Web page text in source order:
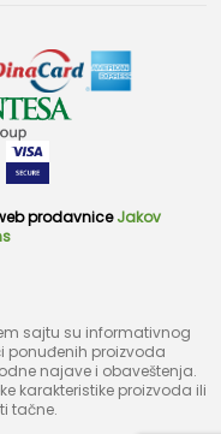
prodavnice Jakov
sajtu su informativnog
ponuđenih proizvoda
najave i obaveštenja.
karakteristike proizvoda ili
tačne.